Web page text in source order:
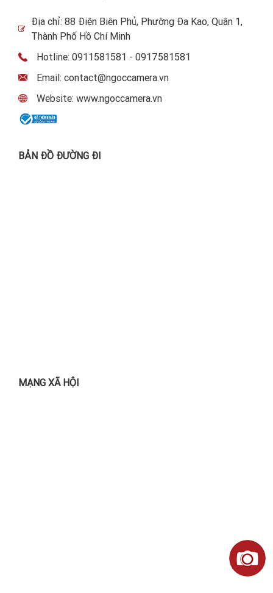
Địa chỉ: 88 Điện Biên Phủ, Phường Đa Kao, Quận 1,
Thành Phố Hồ Chí Minh
Hotline: 0911581581 - 0917581581
Email: contact@ngoccamera.vn
Website: www.ngoccamera.vn
BẢN ĐỒ ĐƯỜNG ĐI
MẠNG XÃ HỘI